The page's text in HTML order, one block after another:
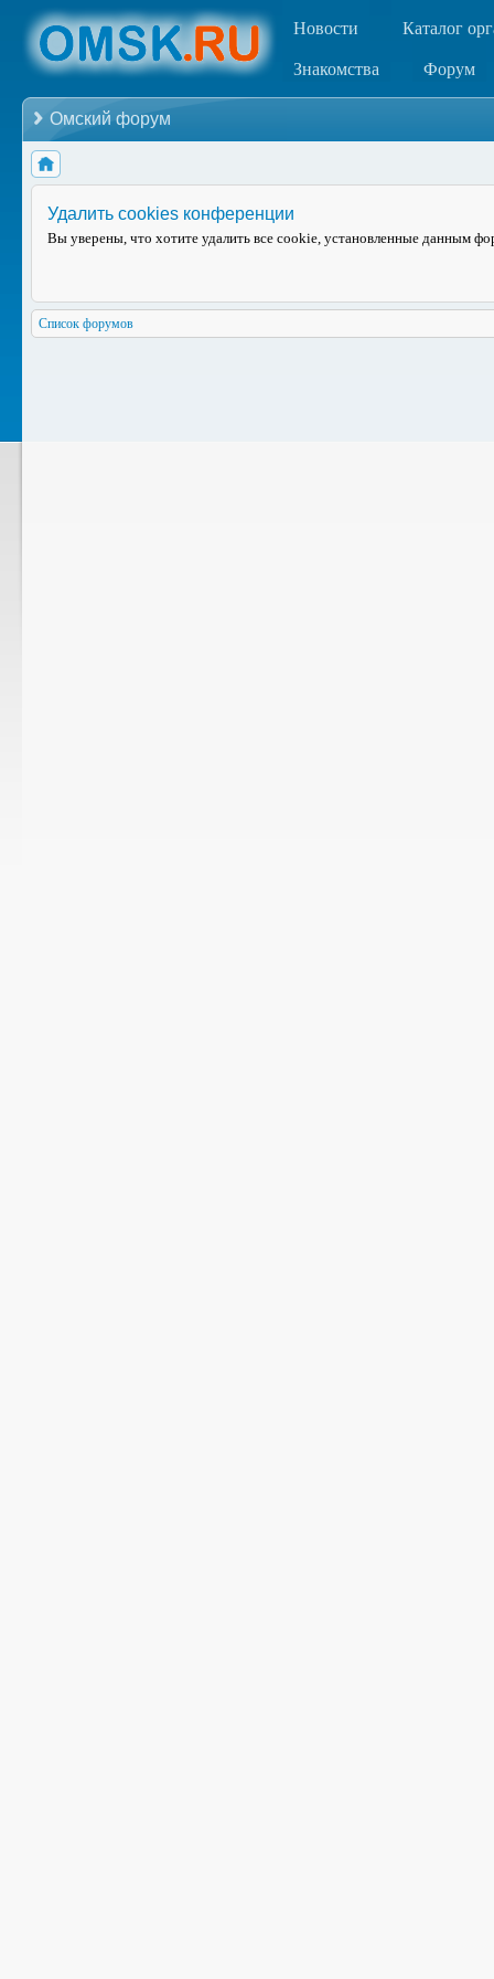
Новости Каталог
Знакомства Форум
Омский форум
Удалить cookies конференции
Вы уверены, что хотите удалить все cookie, установленные данным
Список форумов